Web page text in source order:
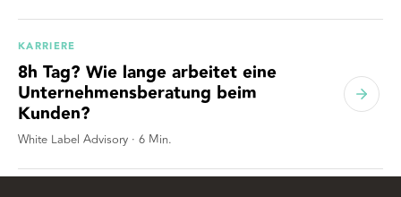
KARRIERE
8h Tag? Wie lange arbeitet eine
Unternehmensberatung beim
Kunden?
White Label Advisory · 6 Min.